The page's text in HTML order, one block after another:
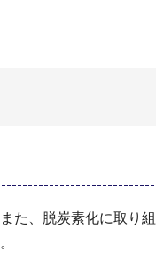
た、脱炭素化に取り